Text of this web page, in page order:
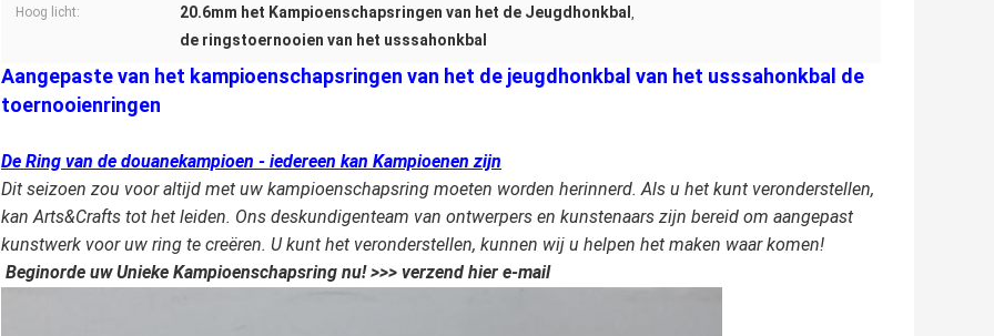
Hoog licht: 20.6mm het Kampioenschapsringen van het de Jeugdhonkbal ,
de ringstoernooien van het usssahonkbal
Aangepaste van het kampioenschapsringen van het de jeugdhonkbal van het usssahonkbal de
toernooienringen
De Ring van de douanekampioen - iedereen kan Kampioenen zijn
Dit seizoen zou voor altijd met uw kampioenschapsring moeten worden herinnerd. Als u het kunt veronderstellen,
kan Arts&Crafts tot het leiden. Ons deskundigenteam van ontwerpers en kunstenaars zijn bereid om aangepast
kunstwerk voor uw ring te creëren. U kunt het veronderstellen, kunnen wij u helpen het maken waar komen!
Beginorde uw Unieke Kampioenschapsring nu! >>> verzend hier e-mail